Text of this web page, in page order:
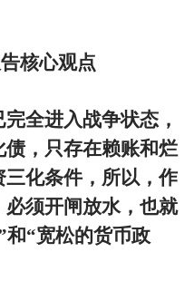
核心观点
全进入战争状态，
，只存在赖账和烂
化条件，所以，作
须开闸放水，也就
和“宽松的货币政